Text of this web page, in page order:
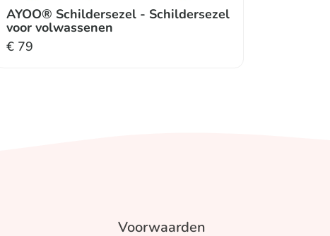
AYOO® Schildersezel - Schildersezel
voor volwassenen
€ 79
Voorwaarden